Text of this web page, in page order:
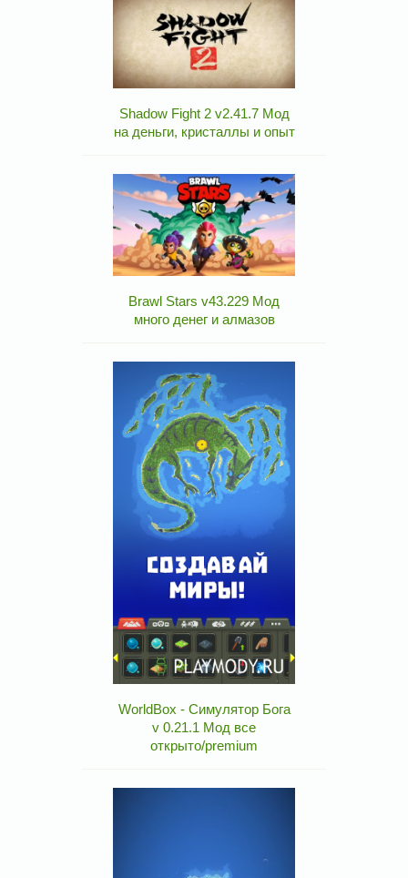
Shadow Fight 2 v2.41.7 Мод
на деньги, кристаллы и опыт
Brawl Stars v43.229 Мод
много денег и алмазов
WorldBox - Симулятор Бога
v 0.21.1 Мод все
открыто/premium